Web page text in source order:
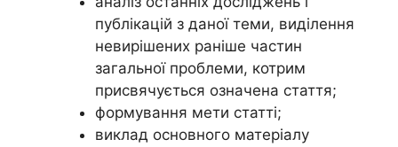
публікацій з даної теми, виділення
невирішених раніше частин
загальної проблеми, котрим
присвячується означена стаття;
формування мети статті;
виклад основного матеріалу